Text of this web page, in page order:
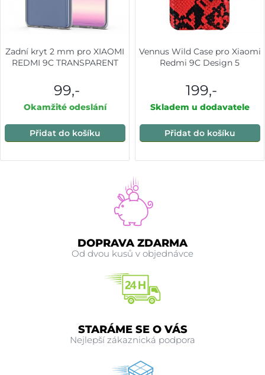
Zadní kryt 2 mm pro XIAOMI
REDMI 9C TRANSPARENT
99,-
Okamžité odeslání
Přidat do košíku
Vennus Wild Case pro Xiaomi
Redmi 9C Design 5
199,-
Skladem u dodavatele
Přidat do košíku
DOPRAVA ZDARMA
Od dvou kusů v objednávce
STARÁME SE O VÁS
Nejlepší zákaznická podpora